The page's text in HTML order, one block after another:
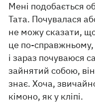
Мені подобається
Тата. Почувалася
не можу сказати,
це по-
і зараз почуваюся
зайнятий собою,
знає. Хоча,
кімоно, як у кліпі.